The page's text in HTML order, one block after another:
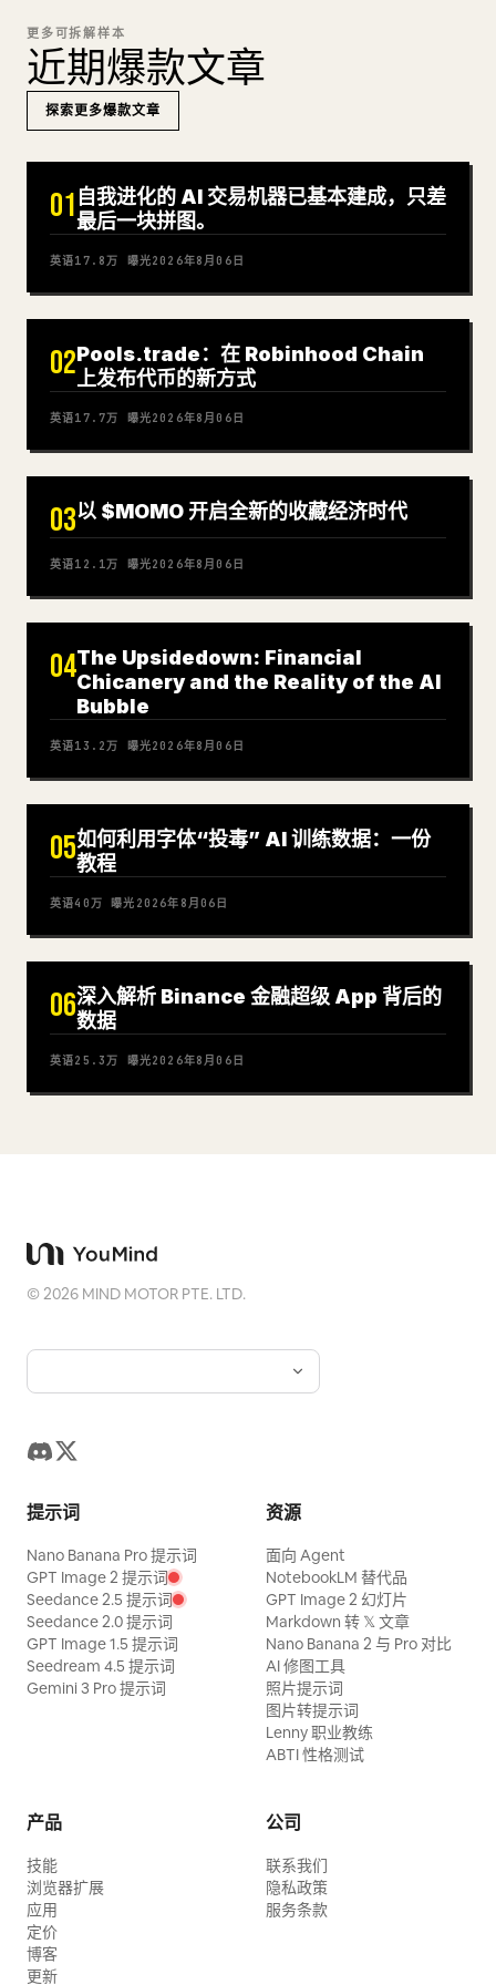
更多可拆解样本
近期爆款文章
探索更多爆款文章
01 自我进化的 AI 交易机器已基本建成，只差
最后一块拼图。
英语17.8万 曝光2026年8月06日
02Pools.trade：在 Robinhood Chain
上发布代币的新方式
英语17.7万 曝光2026年8月06日
03以 $MOMO 开启全新的收藏经济时代
英语12.1万 曝光2026年8月06日
04The Upsidedown: Financial
Chicanery and the Reality of the AI
Bubble
英语13.2万 曝光2026年8月06日
05如何利用字体“投毒” AI 训练数据：一份
教程
英语40万 曝光 2026年8月06日
06深入解析 Binance 金融超级 App 背后的
数据
英语25.3万 曝光2026年8月06日
©2026 MIND MOTOR PTE. LTD.
提示词
Nano Banana Pro 提示词
GPT Image 2 提示词
Seedance 2.5 提示词
Seedance 2.0 提示词
GPT Image 1.5 提示词
Seedream 4.5 提示词
Gemini 3 Pro 提示词
资源
面向 Agent
NotebookLM 替代品
GPT Image 2 幻灯片
Markdown 转 𝕏 文章
Nano Banana 2 与 Pro 对比
AI 修图工具
照片提示词
图片转提示词
Lenny 职业教练
ABTI 性格测试
产品
技能
浏览器扩展
应用
定价
博客
更新
公司
联系我们
隐私政策
服务条款